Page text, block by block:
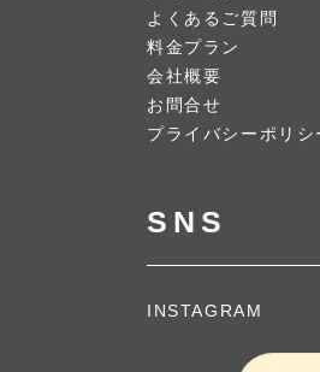
よくあるご質問
料金プラン
会社概要
お問合せ
プライバシーポリシ
SNS
INSTAGRAM